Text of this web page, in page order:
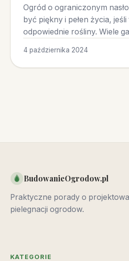
Ogród o ograniczonym
być piękny i pełen życia,
odpowiednie rośliny. Wiele
4 października 2024
BudowanieOgrodow.pl
Praktyczne porady o
pielegnacji ogrodow.
KATEGORIE